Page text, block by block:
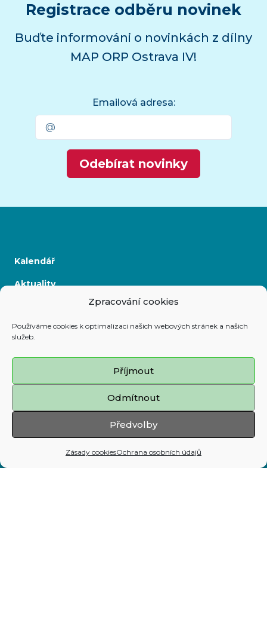
Zpracování cookies
Používáme cookies k optimalizaci našich webových stránek a našich
služeb.
Příjmout
Odmítnout
Předvolby
Zásady cookiesOchrana osobních údajů
Registrace odběru novinek
Buďte informováni o novinkách z dílny
MAP ORP Ostrava IV!
Emailová adresa:
Odebírat novinky
Kalendář
Aktuality
Prohlášení o přístupnosti